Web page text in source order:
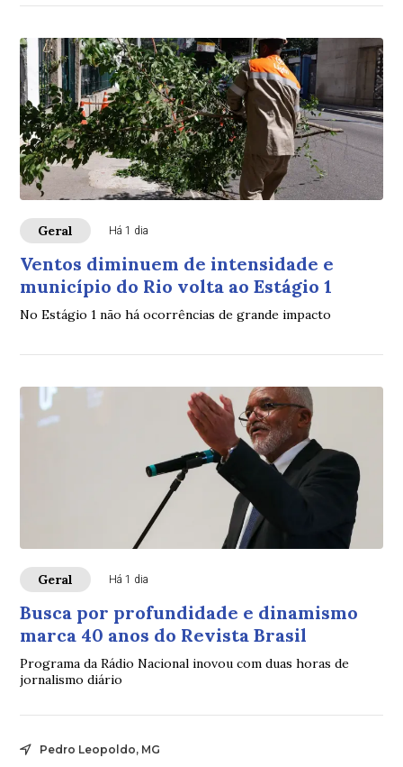
Geral Há 1 dia
Ventos diminuem de intensidade e
município do Rio volta ao Estágio 1
No Estágio 1 não há ocorrências de grande impacto
Geral Há 1 dia
Busca por profundidade e dinamismo
marca 40 anos do Revista Brasil
Programa da Rádio Nacional inovou com duas horas de
jornalismo diário
Pedro Leopoldo, MG